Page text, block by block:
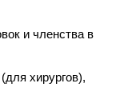
и членства в
хирургов),